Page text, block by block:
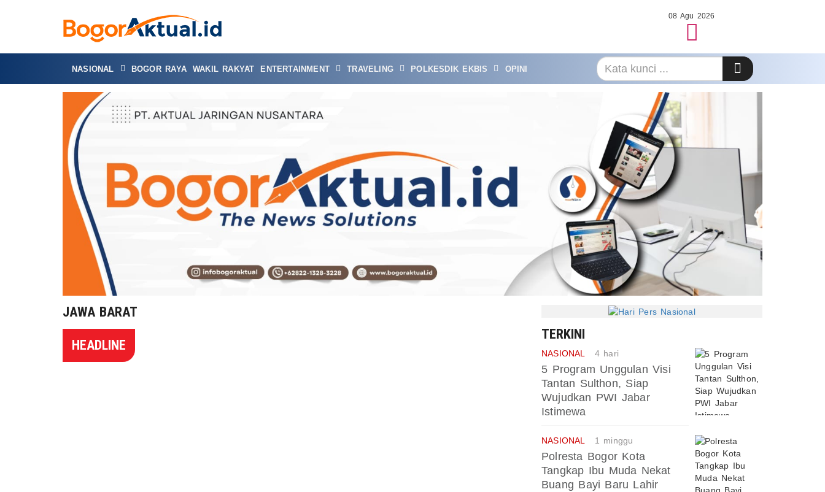
08 Agu 2026
NASIONAL BOGOR RAYA WAKIL RAKYAT ENTERTAINMENT TRAVELING POLKESDIK EKBIS OPINI
JAWA BARAT
HEADLINE
TERKINI
NASIONAL 4 hari
5 Program Unggulan Visi
Tantan Sulthon, Siap
Wujudkan PWI Jabar
Istimewa
NASIONAL 1 minggu
Polresta Bogor Kota
Tangkap Ibu Muda Nekat
Buang Bayi Baru Lahir